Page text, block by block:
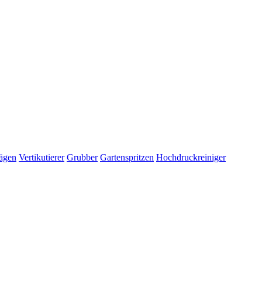
Vertikutierer Grubber Gartenspritzen Hochdruckreiniger